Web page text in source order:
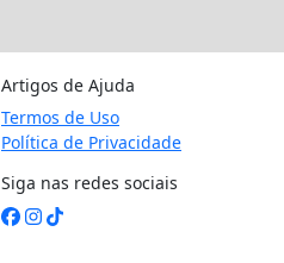
Artigos de Ajuda
Termos de Uso
Política de Privacidade
Siga nas redes sociais